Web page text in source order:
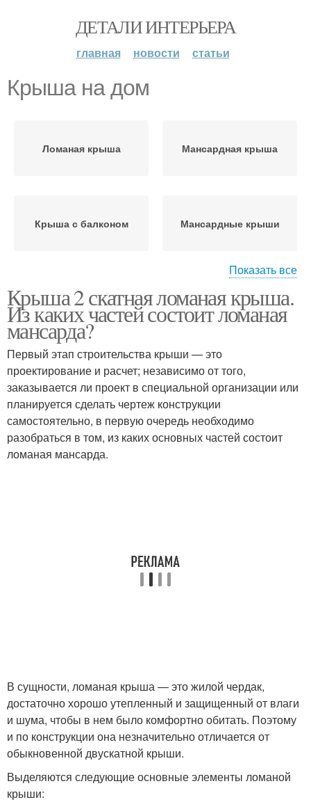
ДЕТАЛИ ИНТЕРЬЕРА
главная новости статьи
Крыша на дом
Ломаная крыша Мансардная крыша
Крыша с балконом Мансардные крыши
Ломаные крыши
Показать все
Крыша 2 скатная ломаная крыша.
Из каких частей состоит ломаная
мансарда?
Первый этап строительства крыши — это
проектирование и расчет; независимо от того,
заказывается ли проект в специальной организации или
планируется сделать чертеж конструкции
самостоятельно, в первую очередь необходимо
разобраться в том, из каких основных частей состоит
ломаная мансарда.
В сущности, ломаная крыша — это жилой чердак,
достаточно хорошо утепленный и защищенный от влаги
и шума, чтобы в нем было комфортно обитать. Поэтому
и по конструкции она незначительно отличается от
обыкновенной двускатной крыши.
Выделяются следующие основные элементы ломаной
крыши: